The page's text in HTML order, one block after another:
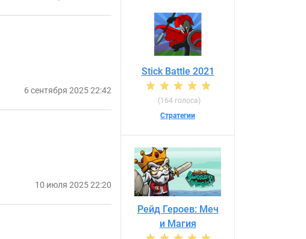
6 сентября 2025 22:42
10 июля 2025 22:20
Stick Battle 2021
(164 голоса)
Стратегии
Рейд Героев: Меч
и Магия